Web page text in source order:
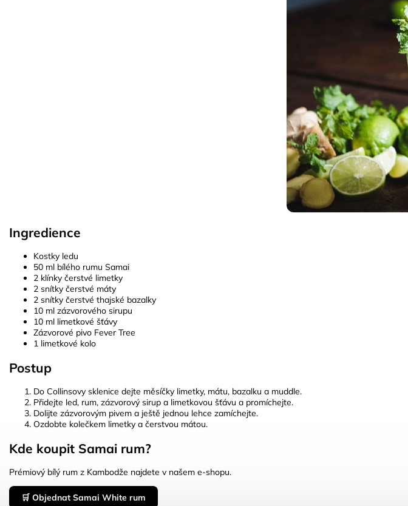
Ingredience
Kostky ledu
50 ml bílého rumu Samai
2 klínky čerstvé limetky
2 snítky čerstvé máty
2 snítky čerstvé thajské bazalky
10 ml zázvorového sirupu
10 ml limetkové šťávy
Zázvorové pivo Fever Tree
1 limetkové kolo
Postup
Do Collinsovy sklenice dejte měsíčky limetky, mátu, bazalku a muddle.
Přidejte led, rum, zázvorový sirup a limetkovou šťávu a promíchejte.
Dolijte zázvorovým pivem a ještě jednou lehce zamíchejte.
Ozdobte kolečkem limetky a čerstvou mátou.
Kde koupit Samai rum?
Prémiový bílý rum z Kambodže najdete v našem e-shopu.
🛒 Objednat Samai White rum